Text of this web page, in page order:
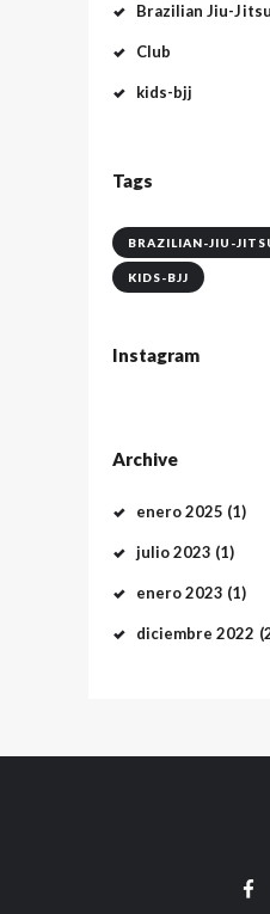
Brazilian Jiu-Jitsu
Club
kids-bjj
Tags
BRAZILIAN-JIU-
KIDS-BJJ
Instagram
Archive
enero2025 (1)
julio2023 (1)
enero2023 (1)
diciembre2022